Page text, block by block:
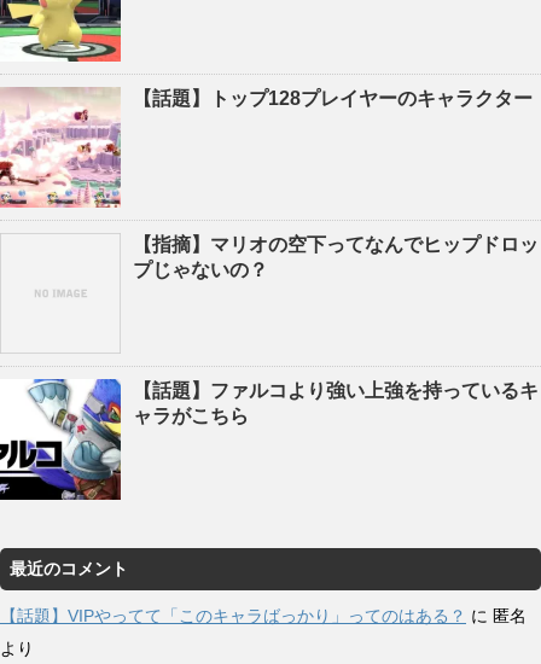
【話題】トップ128プレイヤーのキャラクター
【指摘】マリオの空下ってなんでヒップドロッ
プじゃないの？
【話題】ファルコより強い上強を持っているキ
ャラがこちら
最近のコメント
【話題】VIPやってて「このキャラばっかり」ってのはある？ に 匿名
より